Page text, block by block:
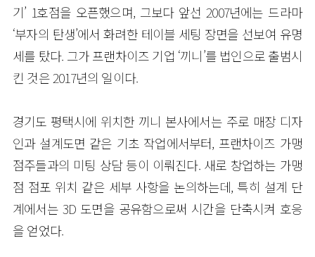
기’ 1호점을 오픈했으며, 그보다 앞선 2007년에는 드라마
‘부자의 탄생’에서 화려한 테이블 세팅 장면을 선보여 유명
세를 탔다. 그가 프랜차이즈 기업 ‘끼니’를 법인으로 출범시
킨 것은 2017년의 일이다.
경기도 평택시에 위치한 끼니 본사에서는 주로 매장 디자
인과 설계도면 같은 기초 작업에서부터, 프랜차이즈 가맹
점주들과의 미팅 상담 등이 이뤄진다. 새로 창업하는 가맹
점 점포 위치 같은 세부 사항을 논의하는데, 특히 설계 단
계에서는 3D 도면을 공유함으로써 시간을 단축시켜 호응
을 얻었다.